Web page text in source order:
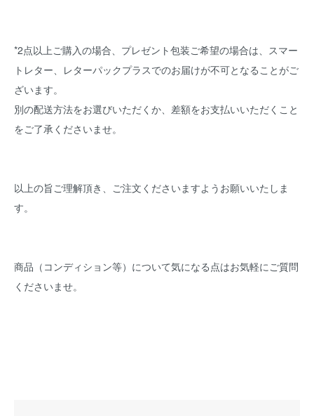
*2点以上ご購入の場合、プレゼント包装ご希望の場合は、スマー
トレター、レターパックプラスでのお届けが不可となることがご
ざいます。
別の配送方法をお選びいただくか、差額をお支払いいただくこと
をご了承くださいませ。
以上の旨ご理解頂き、ご注文くださいますようお願いいたしま
す。
商品（コンディション等）について気になる点はお気軽にご質問
くださいませ。